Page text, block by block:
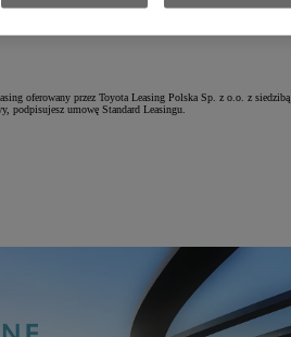
oferowany przez Toyota Leasing Polska Sp. z o.o. z siedzibą
podpisujesz umowę Standard Leasingu.